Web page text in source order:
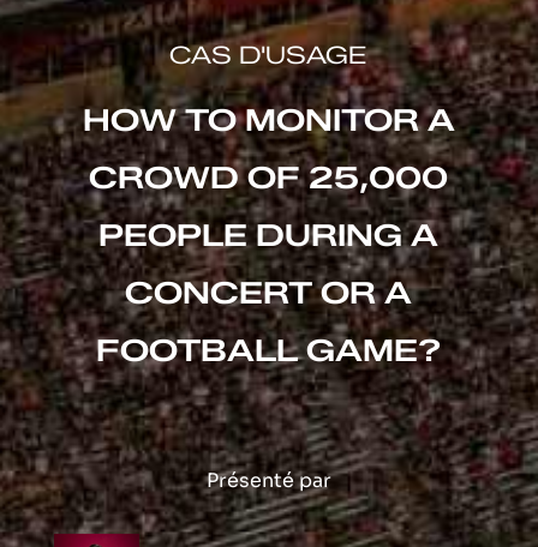
CAS D'USAGE
HOW TO MONITOR A
CROWD OF 25,000
PEOPLE DURING A
CONCERT OR A
FOOTBALL GAME?
Présenté par